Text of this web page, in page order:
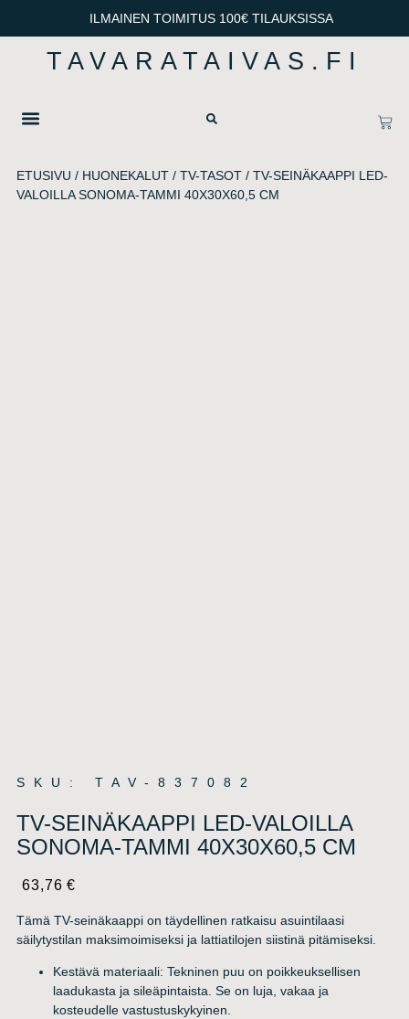
ILMAINEN TOIMITUS 100€ TILAUKSISSA
TAVARATAIVAS.FI
ETUSIVU / HUONEKALUT/ TV-TASOT/ TV-SEINÄKAAPPI LED-
VALOILLA SONOMA-TAMMI 40X30X60,5 CM
SKU: TAV-837082
TV-SEINÄKAAPPI LED-VALOILLA
SONOMA-TAMMI 40X30X60,5 CM
63,76€
Tämä TV-seinäkaappi on täydellinen ratkaisu asuintilaasi
säilytystilan maksimoimiseksi ja lattiatilojen siistinä pitämiseksi.
Kestävä materiaali: Tekninen puu on poikkeuksellisen
laadukasta ja sileäpintaista. Se on luja, vakaa ja
kosteudelle vastustuskykyinen.